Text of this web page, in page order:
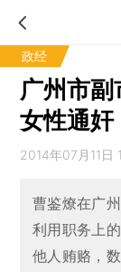
政经
广州市
女性通奸
2014年07月11日
曹鉴燎在广
利用职务上
他人贿赂，